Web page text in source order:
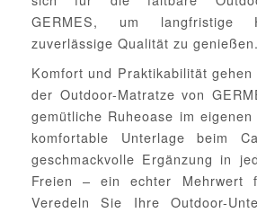
GERMES, um langfristige
zuverlässige Qualität zu genießen.
Komfort und Praktikabilität
der Outdoor-Matratze von
gemütliche Ruheoase im
komfortable Unterlage beim
geschmackvolle Ergänzung in
Freien – ein echter Mehrwert
Veredeln Sie Ihre Outdoor-